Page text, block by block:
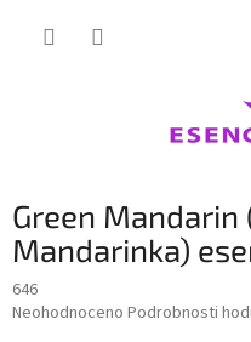
Green Mandarin
Mandarinka)
646
Průměrné
Neohodnoceno Podrobnosti